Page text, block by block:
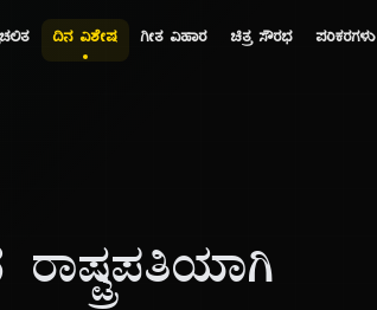
ದಿನ ವಿಶೇಷ ಗೀತ ವಿಹಾರ ಚಿತ್ರ ಸೌರಭ ಪರಿಕರಗಳು